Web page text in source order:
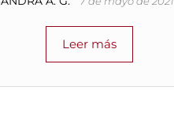
Leer más